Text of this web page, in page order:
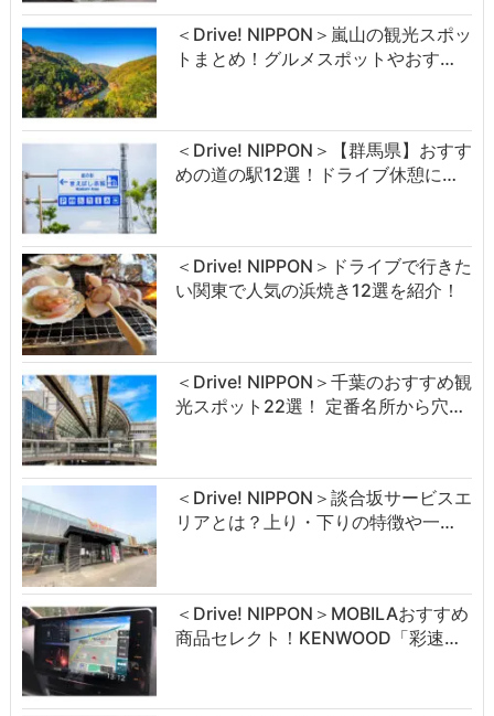
＜Drive! NIPPON＞嵐山の観光スポッ
トまとめ！グルメスポットやおす…
＜Drive! NIPPON＞【群馬県】おすす
めの道の駅12選！ドライブ休憩に…
＜Drive! NIPPON＞ドライブで行きた
い関東で人気の浜焼き12選を紹介！
＜Drive! NIPPON＞千葉のおすすめ観
光スポット22選！ 定番名所から穴…
＜Drive! NIPPON＞談合坂サービスエ
リアとは？上り・下りの特徴や一…
＜Drive! NIPPON＞MOBILAおすすめ
商品セレクト！KENWOOD「彩速…